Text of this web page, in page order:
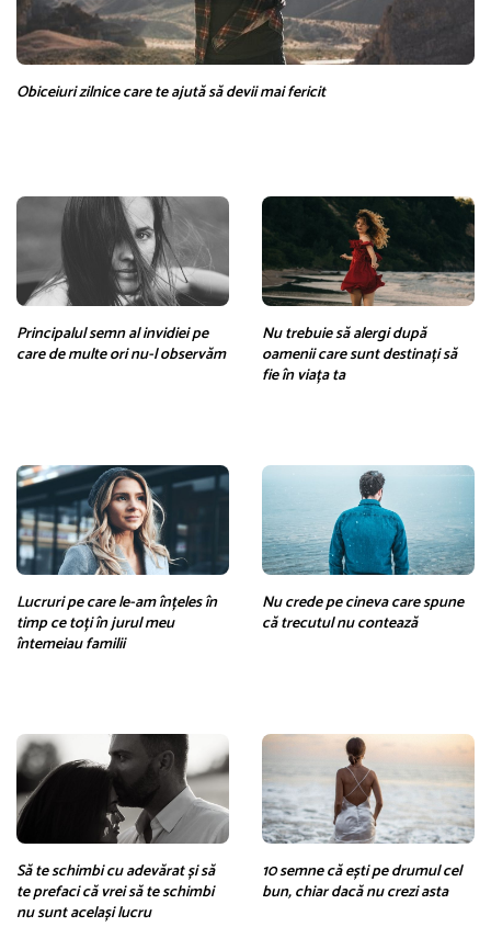
Obiceiuri zilnice care te ajută să devii mai fericit
Principalul semn al invidiei pe
care de multe ori nu-l observăm
Nu trebuie să alergi după
oamenii care sunt destinați să
fie în viața ta
Lucruri pe care le-am înțeles în
timp ce toți în jurul meu
întemeiau familii
Nu crede pe cineva care spune
că trecutul nu contează
Să te schimbi cu adevărat și să
te prefaci că vrei să te schimbi
nu sunt același lucru
10 semne că ești pe drumul cel
bun, chiar dacă nu crezi asta